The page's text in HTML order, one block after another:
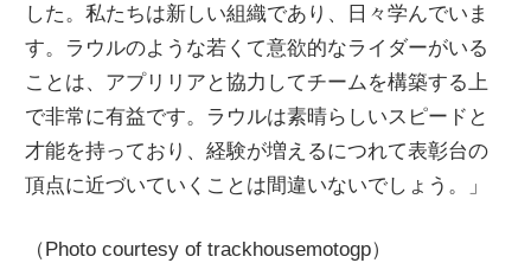
した。私たちは新しい組織であり、日々学んでいま
す。ラウルのような若くて意欲的なライダーがいる
ことは、アプリリアと協力してチームを構築する上
で非常に有益です。ラウルは素晴らしいスピードと
才能を持っており、経験が増えるにつれて表彰台の
頂点に近づいていくことは間違いないでしょう。」
（Photo courtesy of trackhousemotogp）